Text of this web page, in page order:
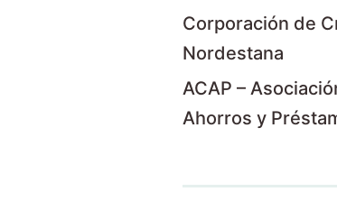
Corporación de
Nordestana
ACAP –
Ahorros y